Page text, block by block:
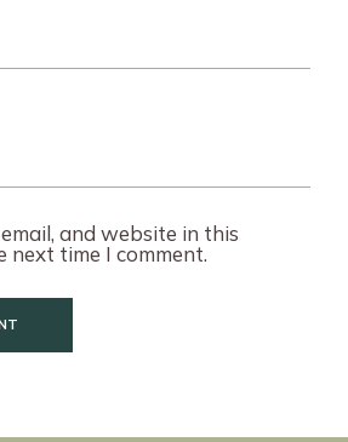
and website in this
time I comment.